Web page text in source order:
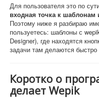
Для пользователя это по
входная точка к
Поэтому ниже я разбираю
пользуетесь: шаблоны с
Designer), где находятся
задачи там делаются
Коротко о
делает Wepik